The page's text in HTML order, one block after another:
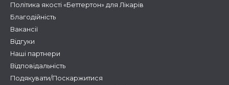
Політика якості «Беттертон» для Лікарів
Благодійність
Вакансії
Відгуки
Наші партнери
Відповідальність
Подякувати/Поскаржитися